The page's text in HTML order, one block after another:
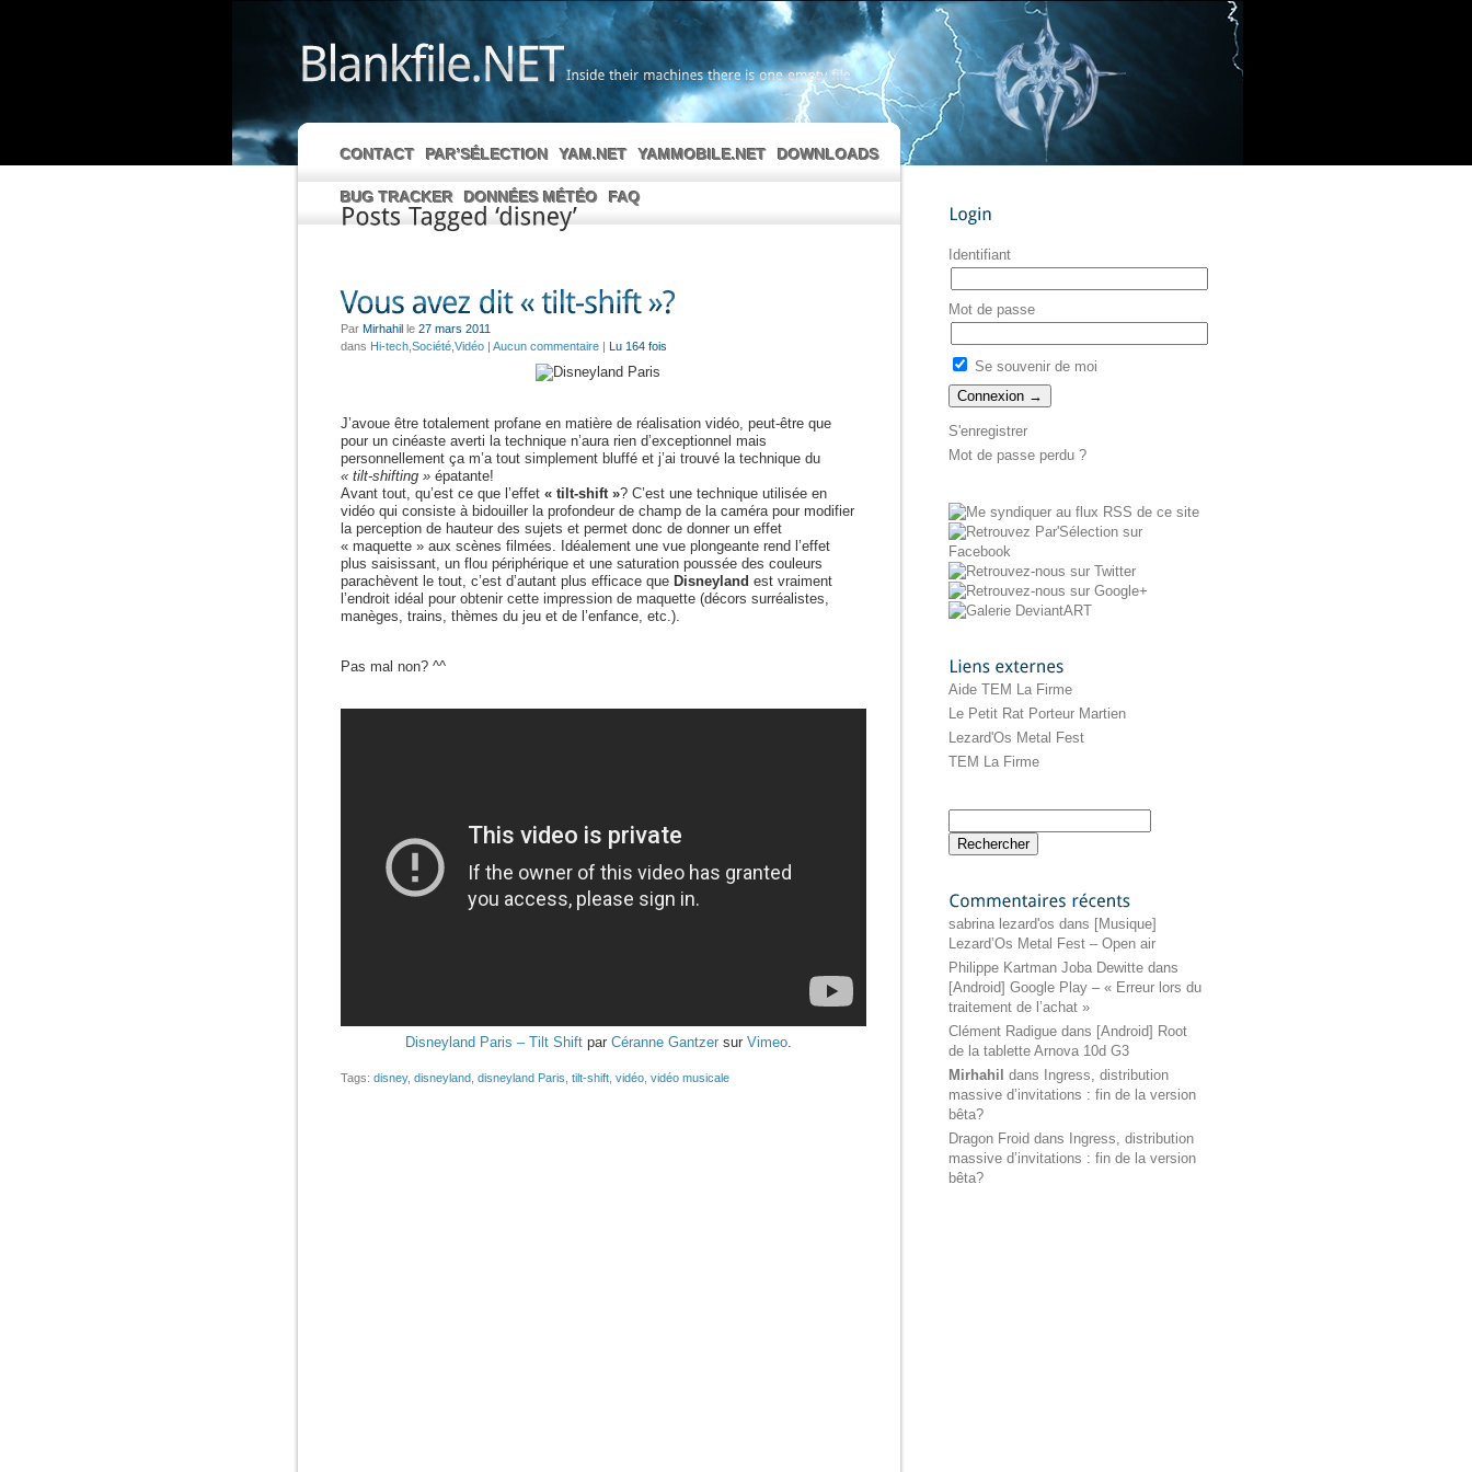
CONTACT PAR’SÉLECTION
BUG TRACKER DONNÉES MÉTÉO FAQ
YAM.NET YAMMOBILE.NET DOWNLOADS
Par Mirhahil le 27 mars 2011
dans Hi-tech Société Vidéo | Aucun commentaire | Lu 164 fois
J’avoue être totalement profane en matière de réalisation vidéo, peut-être que
pour un cinéaste averti la technique n’aura rien d’exceptionnel mais
personnellement ça m’a tout simplement bluffé et j’ai trouvé la technique du
« tilt-shifting » épatante!
Avant tout, qu’est ce que l’effet « tilt-shift »? C’est une technique utilisée en
vidéo qui consiste à bidouiller la profondeur de champ de la caméra pour modifier
la perception de hauteur des sujets et permet donc de donner un effet
« maquette » aux scènes filmées. Idéalement une vue plongeante rend l’effet
plus saisissant, un flou périphérique et une saturation poussée des couleurs
parachèvent le tout, c’est d’autant plus efficace que Disneyland est vraiment
l’endroit idéal pour obtenir cette impression de maquette (décors surréalistes,
manèges, trains, thèmes du jeu et de l’enfance, etc.).
Pas mal non? ^^
Disneyland Paris – Tilt Shiftpar Céranne Gantzersur Vimeo.
Tags: disney, disneyland disneyland Paris tilt-shift vidéo vidéo musicale
Identifiant
Mot de passe
Se souvenir de moi
S'enregistrer
Mot de passe perdu ?
Aide TEM La Firme
Le Petit Rat Porteur Martien
Lezard'Os Metal Fest
TEM La Firme
sabrina lezard'os dans [Musique]
Lezard’Os Metal Fest – Open air
Philippe Kartman Joba Dewitte dans
[Android] Google Play – « Erreur lors du
traitement de l’achat »
Clément Radigue dans [Android] Root
de la tablette Arnova 10d G3
Mirhahil dans Ingress, distribution
massive d’invitations : fin de la version
bêta?
Dragon Froid dans Ingress, distribution
massive d’invitations : fin de la version
bêta?